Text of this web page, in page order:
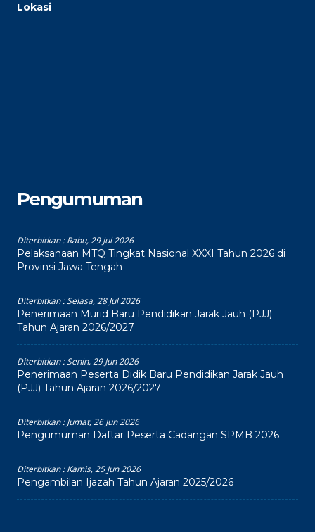
Lokasi
Pengumuman
Diterbitkan :Rabu, 29 Jul 2026
Pelaksanaan MTQ Tingkat Nasional XXXI Tahun 2026 di
Provinsi Jawa Tengah
Diterbitkan :Selasa, 28 Jul 2026
Penerimaan Murid Baru Pendidikan Jarak Jauh (PJJ)
Tahun Ajaran 2026/2027
Diterbitkan :Senin, 29 Jun 2026
Penerimaan Peserta Didik Baru Pendidikan Jarak Jauh
(PJJ) Tahun Ajaran 2026/2027
Diterbitkan :Jumat, 26 Jun 2026
Pengumuman Daftar Peserta Cadangan SPMB 2026
Diterbitkan :Kamis, 25 Jun 2026
Pengambilan Ijazah Tahun Ajaran 2025/2026